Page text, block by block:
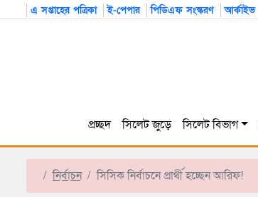
এ সপ্তাহের পত্রিকা ই-পেপার পিডিএফ সংস্করণ আর্কাইভ
প্রচ্ছদ সিলেট জুড়ে সিলেট বিভাগ
নির্বাচন সিসিক নির্বাচনে প্রার্থী হচ্ছেন আরিফ!